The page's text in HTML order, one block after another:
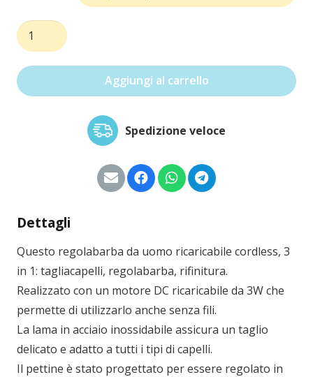
Tagliacapelli
e
tagliabasette
quantità
Aggiungi al carrello
Spedizione veloce
Dettagli
Questo regolabarba da uomo ricaricabile cordless, 3
in 1: tagliacapelli, regolabarba, rifinitura.
Realizzato con un motore DC ricaricabile da 3W che
permette di utilizzarlo anche senza fili.
La lama in acciaio inossidabile assicura un taglio
delicato e adatto a tutti i tipi di capelli.
Il pettine è stato progettato per essere regolato in